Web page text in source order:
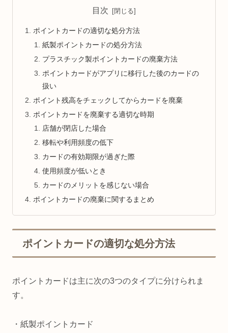
目次
ポイントカードの適切な処分方法
紙製ポイントカードの処分方法
プラスチック製ポイントカードの廃棄方法
ポイントカードがアプリに移行した後のカードの
扱い
ポイント残高をチェックしてからカードを廃棄
ポイントカードを廃棄する適切な時期
店舗が閉店した場合
移転や利用頻度の低下
カードの有効期限が過ぎた際
使用頻度が低いとき
カードのメリットを感じない場合
ポイントカードの廃棄に関するまとめ
ポイントカードの適切な処分方法
ポイントカードは主に次の3つのタイプに分けられま
す。
・紙製ポイントカード